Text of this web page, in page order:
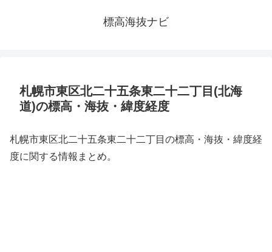
標高海抜ナビ
札幌市東区北二十五条東二十二丁目(北海
道)の標高・海抜・緯度経度
札幌市東区北二十五条東二十二丁目の標高・海抜・緯度経
度に関する情報まとめ。